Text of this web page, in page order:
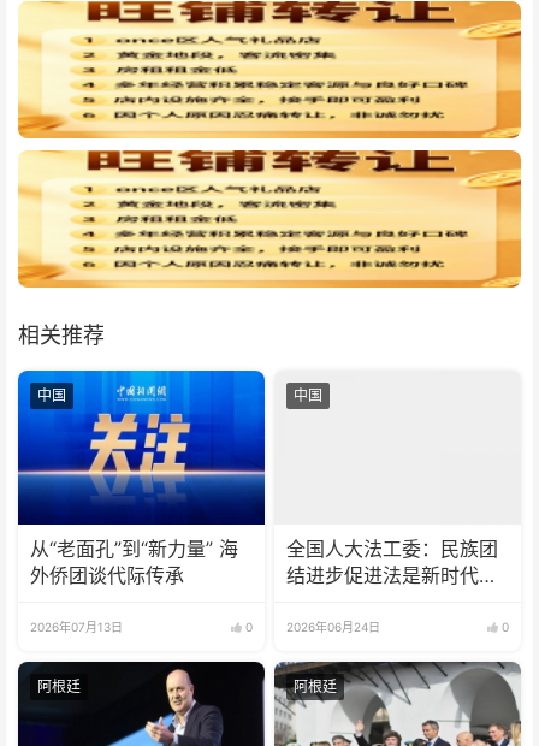
相关推荐
中国
从“老面孔”到“新力量” 海
外侨团谈代际传承
2026年07月13日 0
中国
全国人大法工委：民族团
结进步促进法是新时代第
2026年06月24日 0
阿根廷 阿根廷